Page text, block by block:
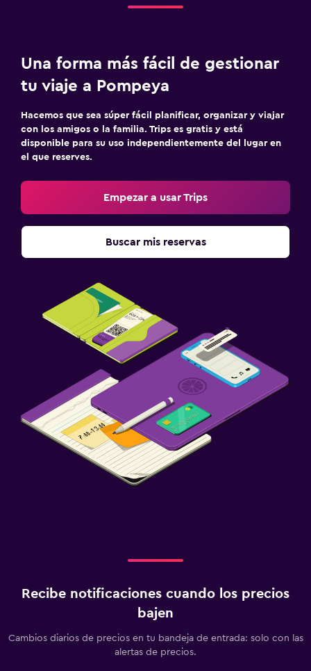
Una forma más fácil de gestionar
tu viaje a Pompeya
Hacemos que sea súper fácil planificar, organizar y viajar
con los amigos o la familia. Trips es gratis y está
disponible para su uso independientemente del lugar en
el que reserves.
Empezar a usar Trips
Buscar mis reservas
Recibe notificaciones cuando los precios
bajen
Cambios diarios de precios en tu bandeja de entrada: solo con las
alertas de precios.